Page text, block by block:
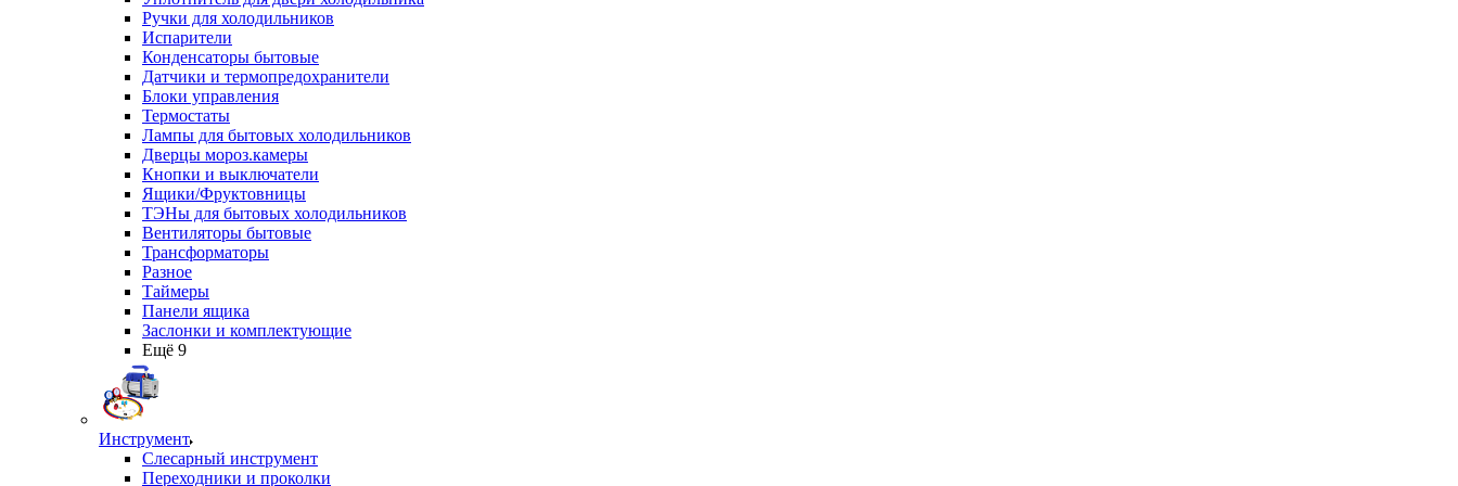
Ручки для холодильников
Испарители
Конденсаторы бытовые
Датчики и термопредохранители
Блоки управления
Термостаты
Лампы для бытовых холодильников
Дверцы мороз.камеры
Кнопки и выключатели
Ящики/Фруктовницы
ТЭНы для бытовых холодильников
Вентиляторы бытовые
Трансформаторы
Разное
Таймеры
Панели ящика
Заслонки и комплектующие
Ещё 9
Инструмент
Слесарный инструмент
Переходники и проколки